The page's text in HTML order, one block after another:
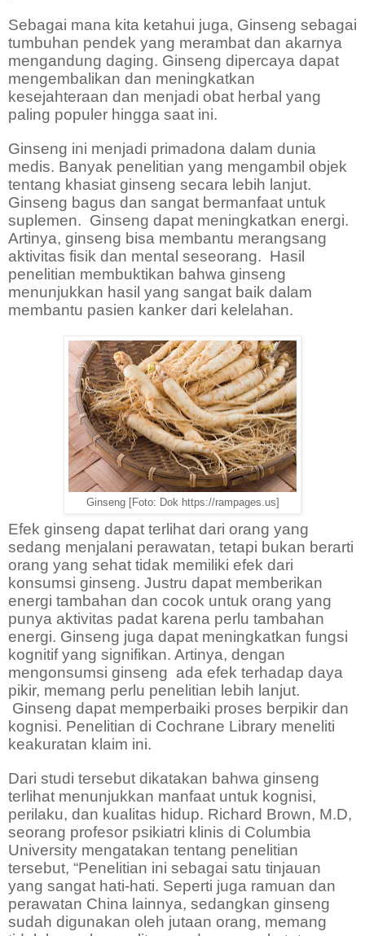
Sebagai mana kita ketahui juga, Ginseng sebagai
tumbuhan pendek yang merambat dan akarnya
mengandung daging. Ginseng dipercaya dapat
mengembalikan dan meningkatkan
kesejahteraan dan menjadi obat herbal yang
paling populer hingga saat ini.
Ginseng ini menjadi primadona dalam dunia
medis. Banyak penelitian yang mengambil objek
tentang khasiat ginseng secara lebih lanjut.
Ginseng bagus dan sangat bermanfaat untuk
suplemen. Ginseng dapat meningkatkan energi.
Artinya, ginseng bisa membantu merangsang
aktivitas fisik dan mental seseorang. Hasil
penelitian membuktikan bahwa ginseng
menunjukkan hasil yang sangat baik dalam
membantu pasien kanker dari kelelahan.
Ginseng [Foto: Dok https://rampages.us]
Efek ginseng dapat terlihat dari orang yang
sedang menjalani perawatan, tetapi bukan berarti
orang yang sehat tidak memiliki efek dari
konsumsi ginseng. Justru dapat memberikan
energi tambahan dan cocok untuk orang yang
punya aktivitas padat karena perlu tambahan
energi. Ginseng juga dapat meningkatkan fungsi
kognitif yang signifikan. Artinya, dengan
mengonsumsi ginseng ada efek terhadap daya
pikir, memang perlu penelitian lebih lanjut.
Ginseng dapat memperbaiki proses berpikir dan
kognisi. Penelitian di Cochrane Library meneliti
keakuratan klaim ini.
Dari studi tersebut dikatakan bahwa ginseng
terlihat menunjukkan manfaat untuk kognisi,
perilaku, dan kualitas hidup. Richard Brown, M.D,
seorang profesor psikiatri klinis di Columbia
University mengatakan tentang penelitian
tersebut, “Penelitian ini sebagai satu tinjauan
yang sangat hati-hati. Seperti juga ramuan dan
perawatan China lainnya, sedangkan ginseng
sudah digunakan oleh jutaan orang, memang